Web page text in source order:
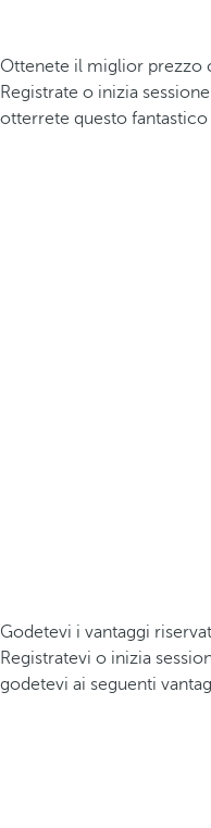
Ottenete il miglior prezzo
Registrate o inizia
otterrete questo
Godetevi i vantaggi
Registratevi o inizia
godetevi ai seguenti